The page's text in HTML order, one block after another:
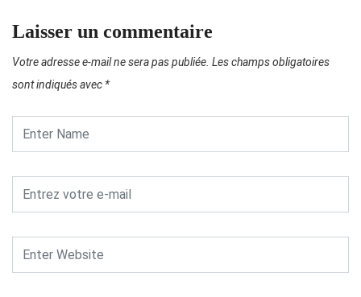
Laisser un commentaire
Votre adresse e-mail ne sera pas publiée. Les champs obligatoires
sont indiqués avec *